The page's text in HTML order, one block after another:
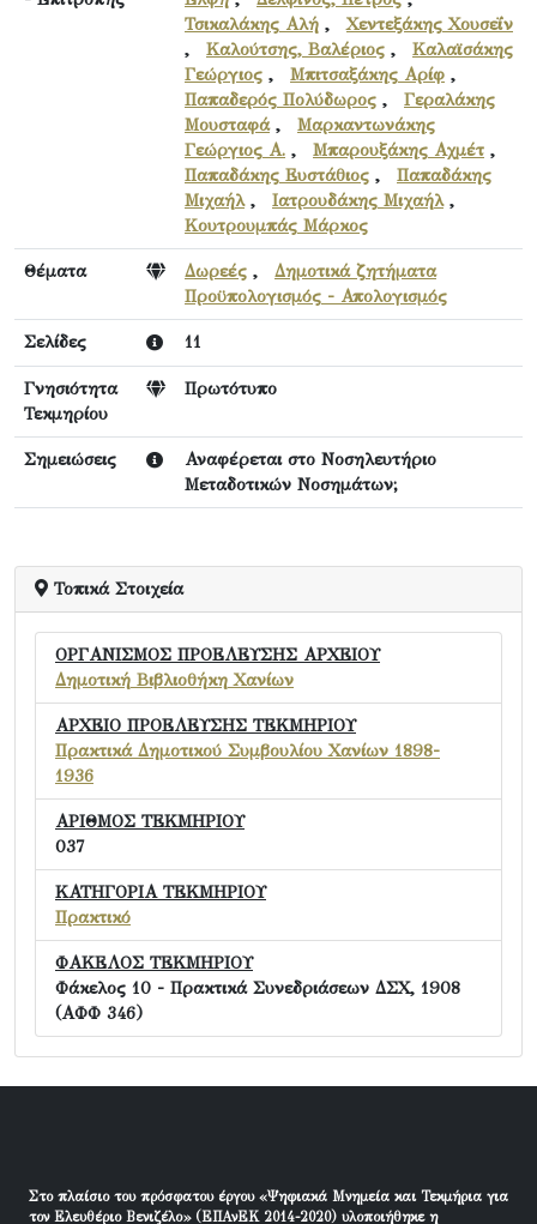
Τσικαλάκης Αλή ,Χεντεξάκης Χουσεΐν
, Καλούτσης, Βαλέριος , Καλαϊσάκης
Γεώργιος , Μπιτσαξάκης Αρίφ ,
Παπαδερός Πολύδωρος , Γεραλάκης
Μουσταφά, Μαρκαντωνάκης
Γεώργιος Α. , Μπαρουξάκης Αχμέτ ,
Παπαδάκης Ευστάθιος , Παπαδάκης
Μιχαήλ, Ιατρουδάκης Μιχαήλ,
Κουτρουμπάς Μάρκος
Θέματα Δωρεές , Δημοτικά ζητήματα
Προϋπολογισμός - Απολογισμός
Σελίδες 11
Γνησιότητα
Τεκμηρίου
Πρωτότυπο
Σημειώσεις
Αναφέρεται στο Νοσηλευτήριο
Μεταδοτικών Νοσημάτων;
Τοπικά Στοιχεία
ΟΡΓΑΝΙΣΜΟΣ ΠΡΟΕΛΕΥΣΗΣ ΑΡΧΕΙΟΥ
Δημοτική Βιβλιοθήκη Χανίων
ΑΡΧΕΙΟ ΠΡΟΕΛΕΥΣΗΣ ΤΕΚΜΗΡΙΟΥ
Πρακτικά Δημοτικού Συμβουλίου Χανίων 1898-
1936
ΑΡΙΘΜΟΣ ΤΕΚΜΗΡΙΟΥ
037
ΚΑΤΗΓΟΡΙΑ ΤΕΚΜΗΡΙΟΥ
Πρακτικό
ΦΑΚΕΛΟΣ ΤΕΚΜΗΡΙΟΥ
Φάκελος 10 - Πρακτικά Συνεδριάσεων ΔΣΧ, 1908
(ΑΦΦ 346)
Στο πλαίσιο του πρόσφατου έργου «Ψηφιακά Μνημεία και Τεκμήρια για
τον Ελευθέριο Βενιζέλο» (ΕΠΑνΕΚ 2014-2020) υλοποιήθηκε η